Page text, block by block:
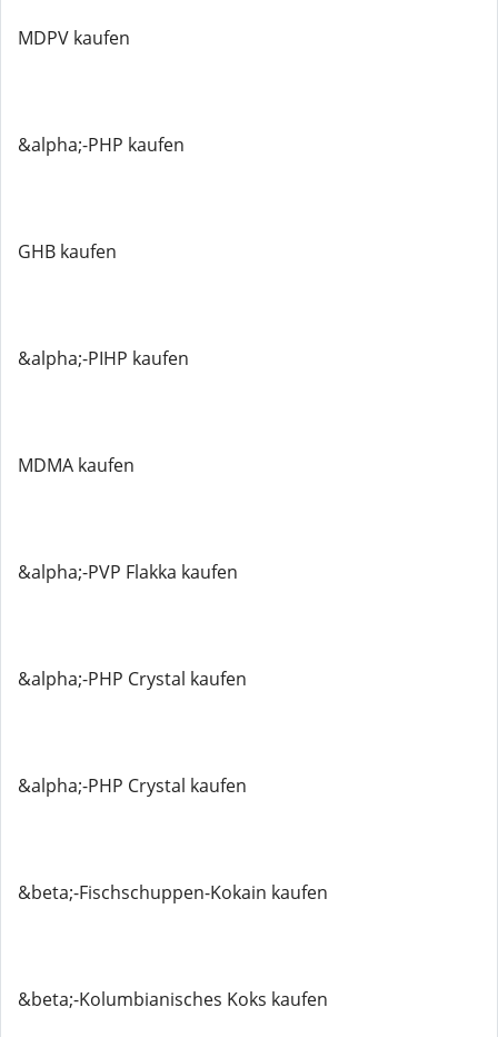
MDPV kaufen
&alpha;-PHP kaufen
GHB kaufen
&alpha;-PIHP kaufen
MDMA kaufen
&alpha;-PVP Flakka kaufen
&alpha;-PHP Crystal kaufen
&alpha;-PHP Crystal kaufen
&beta;-Fischschuppen-Kokain kaufen
&beta;-Kolumbianisches Koks kaufen